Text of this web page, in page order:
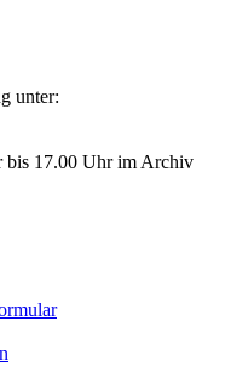
unter:
bis 17.00 Uhr im Archiv